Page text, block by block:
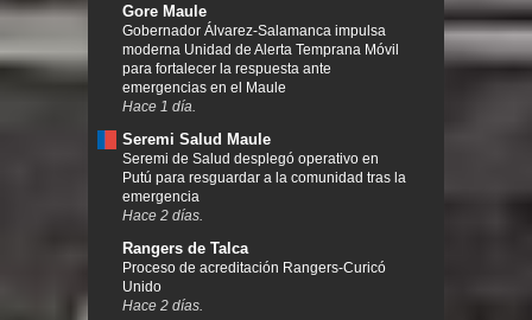
Gore Maule
Gobernador Álvarez-Salamanca impulsa
moderna Unidad de Alerta Temprana Móvil
para fortalecer la respuesta ante
emergencias en el Maule
Hace 1 día.
Seremi Salud Maule
Seremi de Salud desplegó operativo en
Putú para resguardar a la comunidad tras la
emergencia
Hace 2 días.
Rangers de Talca
Proceso de acreditación Rangers-Curicó
Unido
Hace 2 días.